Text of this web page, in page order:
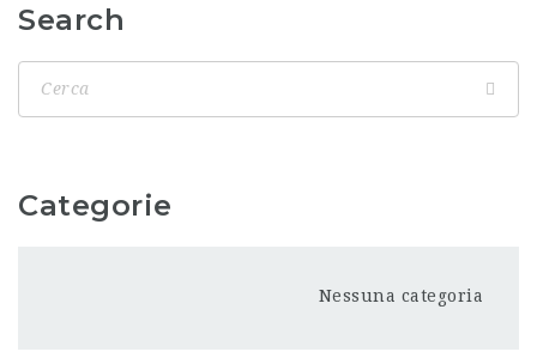
Search
Categorie
Nessuna categoria